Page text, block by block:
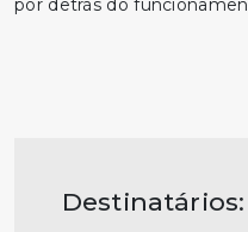
por detrás do
Destinatários: